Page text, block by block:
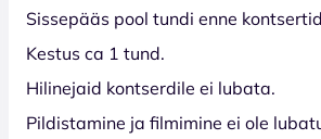
Sissepääs pool tundi enne
Kestus ca 1 tund.
Hilinejaid kontserdile ei lubata.
Pildistamine ja filmimine ei ole